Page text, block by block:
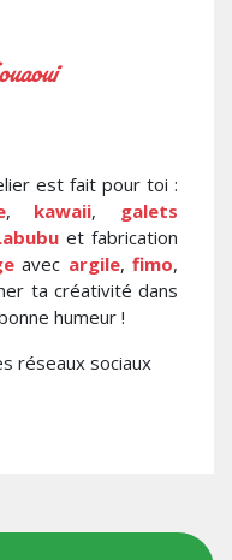
est fait pour toi :
, kawaii, galets
et fabrication
avec argile,fimo,
ta créativité dans
humeur !
réseaux sociaux